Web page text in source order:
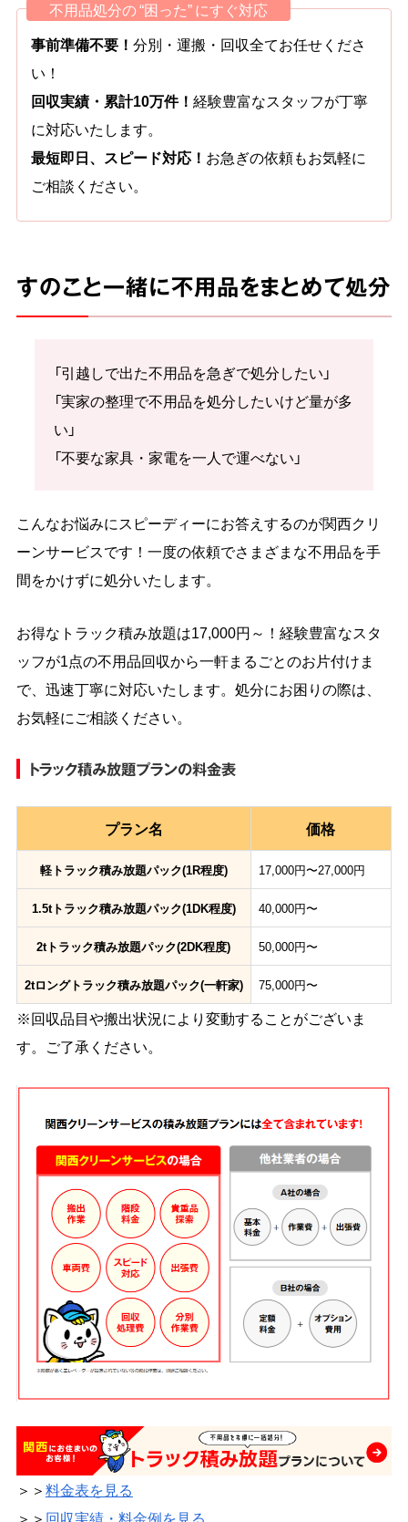
不用品処分の “困った” にすぐ対応
事前準備不要！分別・運搬・回収全てお任せくださ
い！
回収実績・累計10万件！経験豊富なスタッフが丁寧
に対応いたします。
最短即日、スピード対応！ お急ぎの依頼もお気軽に
ご相談ください。
すのこと一緒に不用品をまとめて処分
「引越しで出た不用品を急ぎで処分したい」
「実家の整理で不用品を処分したいけど量が多
い」
「不要な家具・家電を一人で運べない」
こんなお悩みにスピーディーにお答えするのが関西クリ
ーンサービスです！一度の依頼でさまざまな不用品を手
間をかけずに処分いたします。
お得なトラック積み放題は17,000円～！経験豊富なスタ
ッフが1点の不用品回収から一軒まるごとのお片付けま
で、迅速丁寧に対応いたします。処分にお困りの際は、
お気軽にご相談ください。
トラック積み放題プランの料金表
プラン名 価格
軽トラック積み放題パック(1R程度) 17,000円〜27,000円
1.5tトラック積み放題パック(1DK程度) 40,000円〜
2tトラック積み放題パック(2DK程度) 50,000円〜
2tロングトラック積み放題パック(一軒家) 75,000円〜
※回収品目や搬出状況により変動することがございま
す。ご了承ください。
＞＞料金表を見る